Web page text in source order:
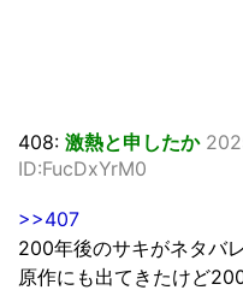
408: 激熱と申したか
ID:FucDxYrM0
>>407
200年後のサキがネタバ
原作にも出てきたけど